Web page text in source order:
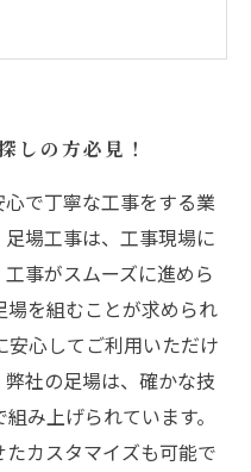
しの方必見！
で丁寧な工事をする業
場工事は、工事現場に
事がスムーズに進めら
を組むことが求められ
安心してご利用いただけ
社の足場は、確かな技
み上げられています。
カスタマイズも可能で